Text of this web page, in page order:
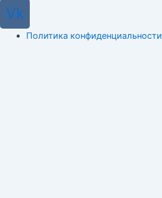
Vk
Политика конфиденциальности